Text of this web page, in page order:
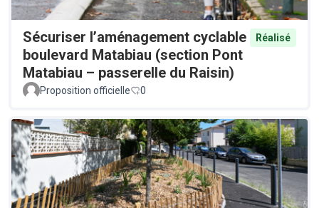
Sécuriser l’aménagement cyclable
boulevard Matabiau (section Pont
Matabiau – passerelle du Raisin)
Réalisé
Proposition officielle 0